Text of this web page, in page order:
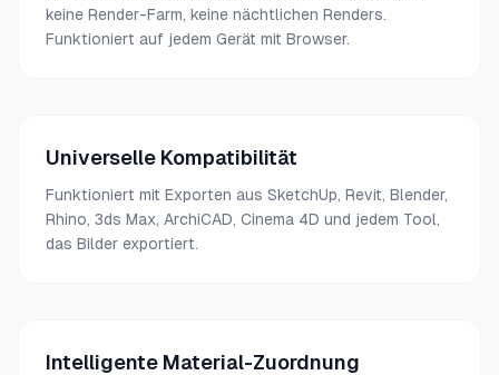
keine Render-Farm, keine nächtlichen Renders.
Funktioniert auf jedem Gerät mit Browser.
Universelle Kompatibilität
Funktioniert mit Exporten aus SketchUp, Revit, Blender,
Rhino, 3ds Max, ArchiCAD, Cinema 4D und jedem Tool,
das Bilder exportiert.
Intelligente Material-Zuordnung